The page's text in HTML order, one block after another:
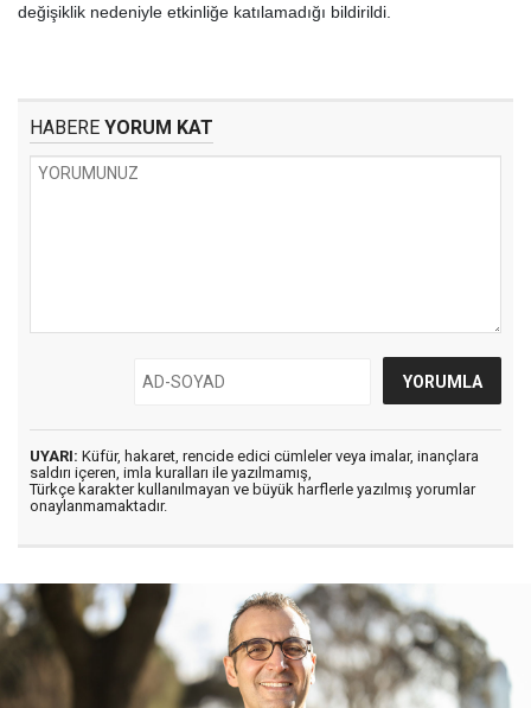
değişiklik nedeniyle etkinliğe katılamadığı bildirildi.
HABERE YORUM KAT
UYARI: Küfür, hakaret, rencide edici cümleler veya imalar, inançlara
saldırı içeren, imla kuralları ile yazılmamış,
Türkçe karakter kullanılmayan ve büyük harflerle yazılmış yorumlar
onaylanmamaktadır.